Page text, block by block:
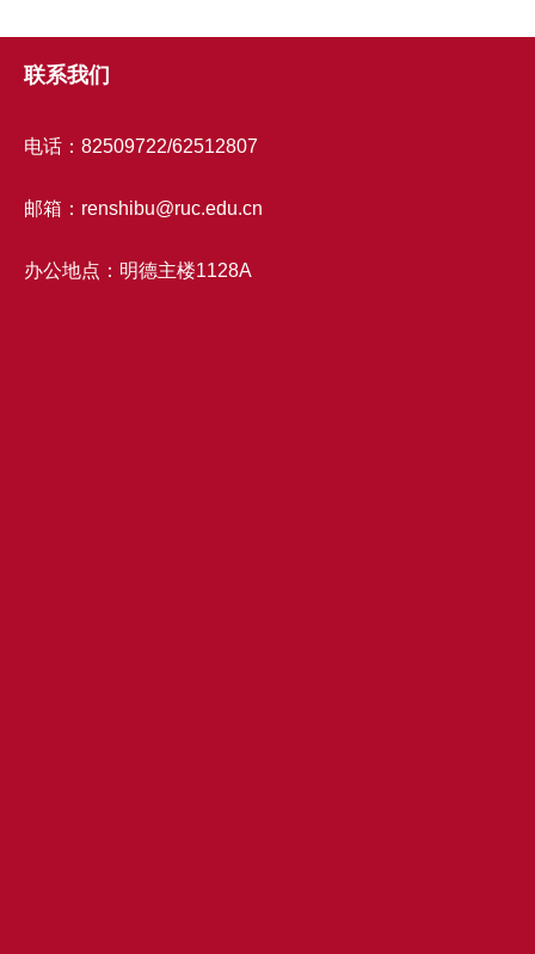
联系我们
电话：82509722/62512807
邮箱：renshibu@ruc.edu.cn
办公地点：明德主楼1128A